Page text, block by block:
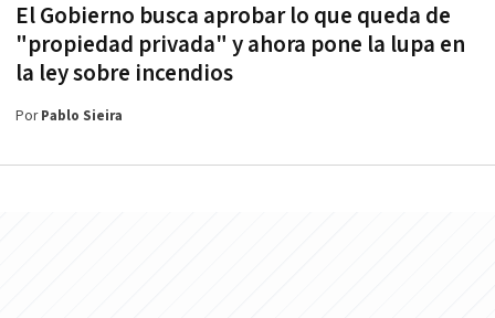
El Gobierno busca aprobar lo que queda de
"propiedad privada" y ahora pone la lupa en
la ley sobre incendios
PorPablo Sieira